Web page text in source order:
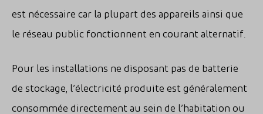
est nécessaire car la plupart des appareils ainsi que
le réseau public fonctionnent en courant alternatif.
Pour les installations ne disposant pas de batterie
de stockage, l’électricité produite est généralement
consommée directement au sein de l’habitation ou